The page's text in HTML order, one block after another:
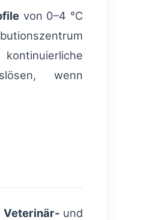
von 0–4 °C
wenn
Veterinär- und